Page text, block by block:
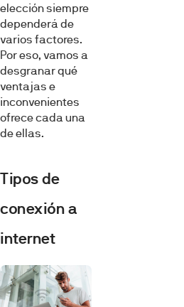
elección siempre
dependerá de
varios factores.
Por eso, vamos a
desgranar qué
ventajas e
inconvenientes
ofrece cada una
de ellas.
Tipos de
conexión a
internet